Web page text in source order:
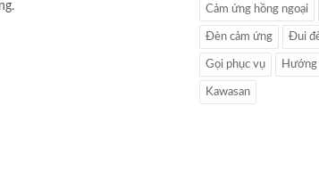
Cảm ứng hồng ngoại
Đèn cảm ứng Đui
Gọi phục vụ Hướng
Kawasan